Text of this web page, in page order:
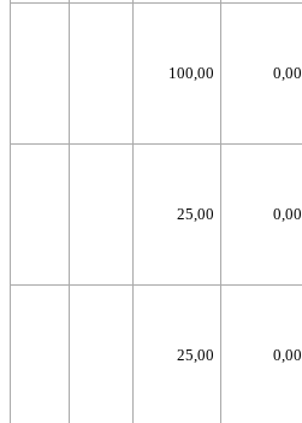
100,00 0,00
25,00 0,00
25,00 0,00